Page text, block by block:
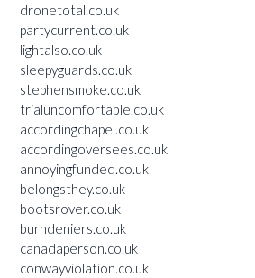
dronetotal.co.uk
partycurrent.co.uk
lightalso.co.uk
sleepyguards.co.uk
stephensmoke.co.uk
trialuncomfortable.co.uk
accordingchapel.co.uk
accordingoversees.co.uk
annoyingfunded.co.uk
belongsthey.co.uk
bootsrover.co.uk
burndeniers.co.uk
canadaperson.co.uk
conwayviolation.co.uk